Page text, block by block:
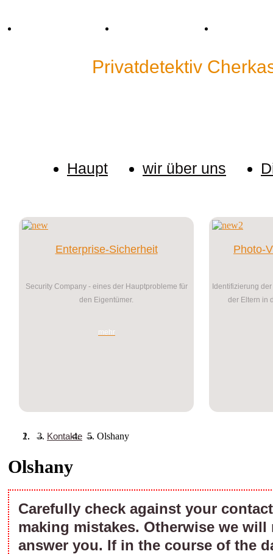
Privatdetektiv
Haupt wir über uns
Enterprise-Sicherheit
Security Company - eines der Hauptprobleme für
den Eigentümer.
mehr
Photo-
Identifizierung
der Eltern in
→ Kontakte → Olshany
Olshany
Carefully check against your
making mistakes. Otherwise we will
answer you. If in the course of the